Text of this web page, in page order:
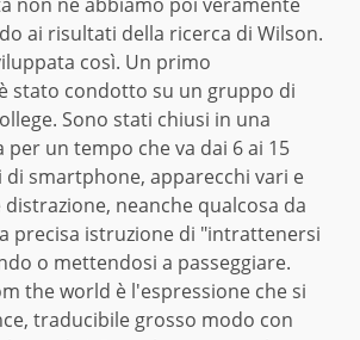
ai risultati della ricerca di Wilson.
così. Un primo
stato condotto su un gruppo di
Sono stati chiusi in una
per un tempo che va dai 6 ai 15
smartphone, apparecchi vari e
neanche qualcosa da
precisa istruzione di "intrattenersi
o mettendosi a passeggiare.
the world è l'espressione che si
traducibile grosso modo con